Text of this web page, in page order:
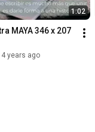
1:02
MAYA 346 x 207
4 years ago